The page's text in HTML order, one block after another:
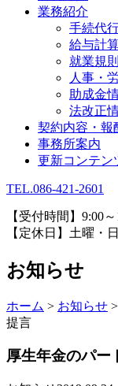
業務紹介
手続代
給与計
就業規則
人事・
助成金
法改正
契約内容・報
事務所案内
更新コンテン
TEL.086-421-2601
【受付時間】9:00
【定休日】土曜・
お知らせ
ホーム > お知らせ >
提言
厚生年金のパー